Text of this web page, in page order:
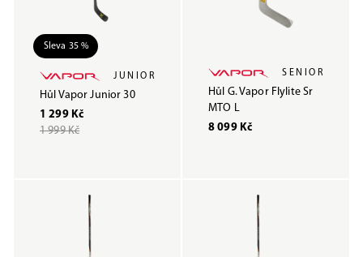
Sleva 35 %
JUNIOR
Hůl Vapor Junior 30
1 299 Kč
1 999 Kč
SENIOR
Hůl G. Vapor Flylite Sr
MTO L
8 099 Kč